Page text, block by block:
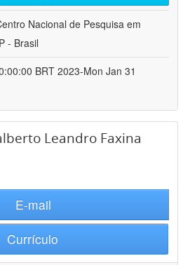
Nacional de Pesquisa em
- Brasil
BRT 2023-Mon Jan 31
Leandro Faxina
E-mail
Currículo